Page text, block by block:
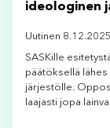
ideologinen
Uutinen 8.12.2025
SASKille
päätöksellä
järjestölle.
laajasti jopa